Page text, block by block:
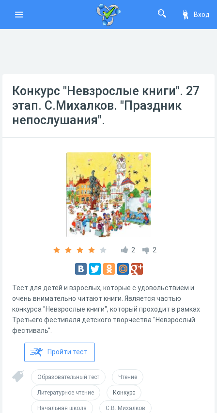
Вход
Конкурс "Невзрослые книги". 27
этап. С.Михалков. "Праздник
непослушания".
2 2
Тест для детей и взрослых, которые с удовольствием и
очень внимательно читают книги. Является частью
конкурса "Невзрослые книги", который проходит в рамках
Третьего фестиваля детского творчества "Невзрослый
фестиваль".
Пройти тест
Образовательный тест Чтение
Литературное чтение Конкурс
Начальная школа С.В. Михалков